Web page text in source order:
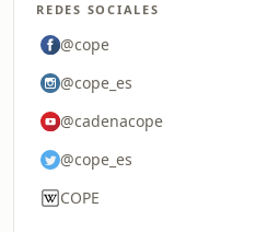
REDES SOCIALES
@cope
@cope_es
@cadenacope
@cope_es
COPE